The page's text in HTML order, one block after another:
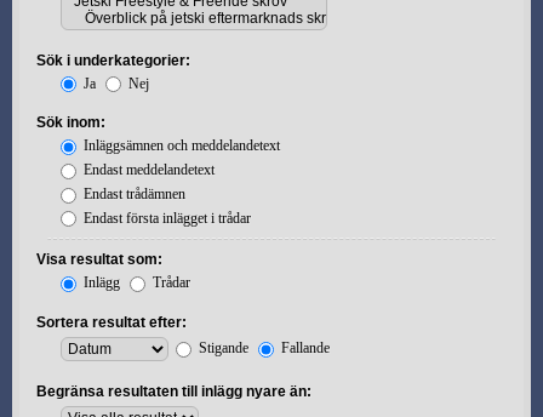
Sök i underkategorier:
Ja
Nej
Sök inom:
Inläggsämnen och meddelandetext
Endast meddelandetext
Endast trådämnen
Endast första inlägget i trådar
Visa resultat som:
Inlägg
Trådar
Sortera resultat efter:
Stigande
Fallande
Begränsa resultaten till inlägg nyare än: